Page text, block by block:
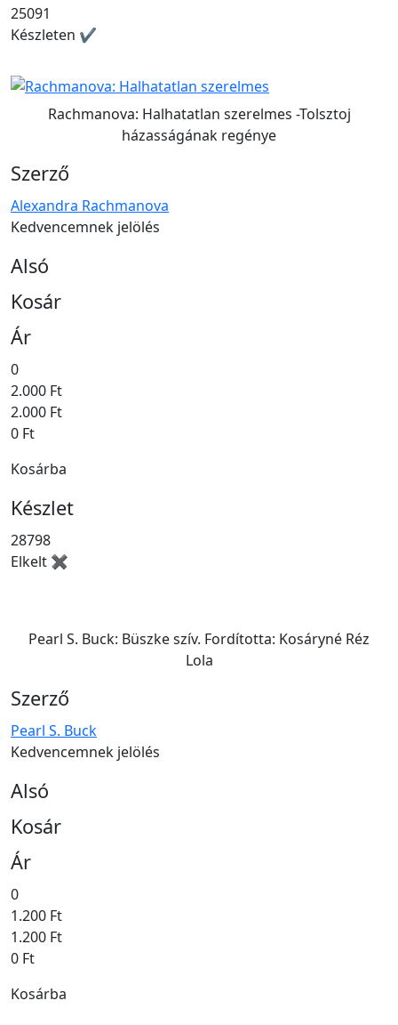
25091
Készleten ✔
Rachmanova: Halhatatlan szerelmes -Tolsztoj
házasságának regénye
Szerző
Alexandra Rachmanova
Kedvencemnek jelölés
Alsó
Kosár
Ár
0
2.000 Ft
2.000 Ft
0 Ft
Kosárba
Készlet
28798
Elkelt ✖
Pearl S. Buck: Büszke szív. Fordította: Kosáryné Réz
Lola
Szerző
Pearl S. Buck
Kedvencemnek jelölés
Alsó
Kosár
Ár
0
1.200 Ft
1.200 Ft
0 Ft
Kosárba